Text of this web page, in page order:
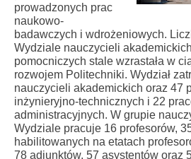
prowadzonych prac
naukowo-
badawczych i wdrożeniowych.
Wydziale nauczycieli
pomocniczych stale wzrastała w
rozwojem Politechniki. Wydział
nauczycieli akademickich oraz 47
inżynieryjno-technicznych i 22
administracyjnych. W grupie
Wydziale pracuje 16 profesorów,
habilitowanych na etatach
78 adiunktów, 57 asystentów oraz